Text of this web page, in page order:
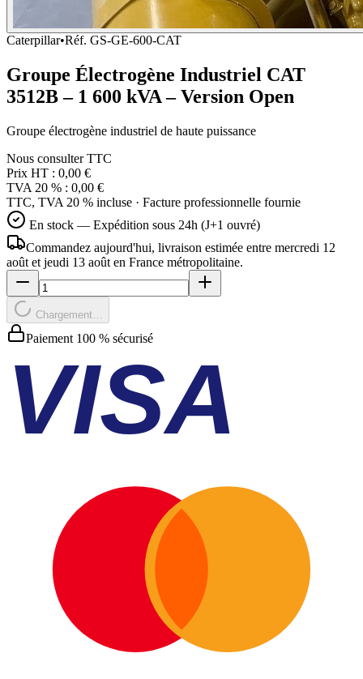
Caterpillar•Réf. GS-GE-600-CAT
Groupe Électrogène Industriel CAT
3512B – 1 600 kVA – Version Open
Groupe électrogène industriel de haute puissance
Nous consulter TTC
Prix HT : 0,00 €
TVA 20 % : 0,00 €
TTC, TVA 20 % incluse · Facture professionnelle fournie
En stock — Expédition sous 24h (J+1 ouvré)
Commandez aujourd'hui, livraison estimée entre mercredi 12
août et jeudi 13 août en France métropolitaine.
Chargement…
Paiement 100 % sécurisé
VISA